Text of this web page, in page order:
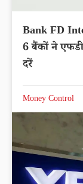
Bank FD
6 बैंकों ने
दरें
Money Control